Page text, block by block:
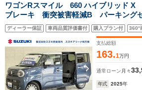
ワゴンRスマイル 660 ハイブリッド X
ブレーキ 衝突被害軽減B パーキング
側電動スライドドア LEDヘッドランプ
シスト フロアマット シートヒーター
ス サイド・カーテンエアバック
ディーラー保証 車両品質評価書付 購入プラン付 360°
支払総額
163.1万円
通常ローン 月々
年式 2025年